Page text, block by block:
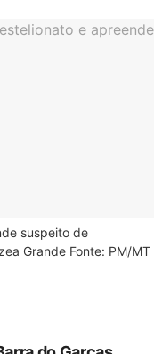
suspeito de
Grande Fonte: PM/MT